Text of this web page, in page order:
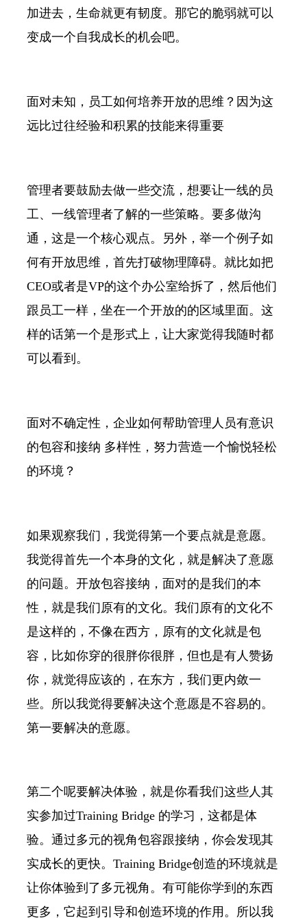
加进去，生命就更有韧度。那它的脆弱就可以
变成一个自我成长的机会吧。
面对未知，员工如何培养开放的思维？因为这
远比过往经验和积累的技能来得重要
管理者要鼓励去做一些交流，想要让一线的员
工、一线管理者了解的一些策略。要多做沟
通，这是一个核心观点。另外，举一个例子如
何有开放思维，首先打破物理障碍。就比如把
CEO或者是VP的这个办公室给拆了，然后他们
跟员工一样，坐在一个开放的的区域里面。这
样的话第一个是形式上，让大家觉得我随时都
可以看到。
面对不确定性，企业如何帮助管理人员有意识
的包容和接纳 多样性，努力营造一个愉悦轻松
的环境？
如果观察我们，我觉得第一个要点就是意愿。
我觉得首先一个本身的文化，就是解决了意愿
的问题。开放包容接纳，面对的是我们的本
性，就是我们原有的文化。我们原有的文化不
是这样的，不像在西方，原有的文化就是包
容，比如你穿的很胖你很胖，但也是有人赞扬
你，就觉得应该的，在东方，我们更内敛一
些。所以我觉得要解决这个意愿是不容易的。
第一要解决的意愿。
第二个呢要解决体验，就是你看我们这些人其
实参加过Training Bridge 的学习，这都是体
验。通过多元的视角包容跟接纳，你会发现其
实成长的更快。Training Bridge创造的环境就是
让你体验到了多元视角。有可能你学到的东西
更多，它起到引导和创造环境的作用。所以我